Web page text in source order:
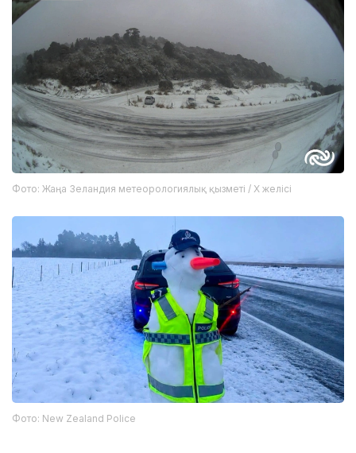
Фото: Жаңа Зеландия метеорологиялық қызметі / X желісі
Фото: New Zealand Police